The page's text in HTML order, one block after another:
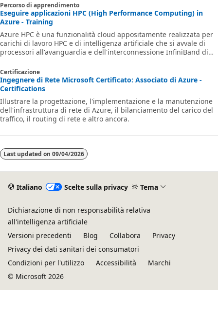
Percorso di apprendimento
Eseguire applicazioni HPC (High Performance Computing) in
Azure - Training
Azure HPC è una funzionalità cloud appositamente realizzata per
carichi di lavoro HPC e di intelligenza artificiale che si avvale di
processori all'avanguardia e dell'interconnessione InfiniBand di
valore delle applicazioni. Azure HPC consente agli utenti di
favorire l'innovazione, la produttività e l'agilità aziendale tramite
una gamma a disponibilità elevata di tecnologie di intelligenza
Certificazione
Ingegnere di Rete Microsoft Certificato: Associato di Azure -
Certifications
Illustrare la progettazione, l'implementazione e la manutenzione
dell'infrastruttura di rete di Azure, il bilanciamento del carico del
traffico, il routing di rete e altro ancora.
Last updated on 09/04/2026
Italiano Scelte sulla privacy Tema
Dichiarazione di non responsabilità relativa
all'intelligenza artificiale
Versioni precedenti
Blog Collabora
Privacy
Privacy dei dati sanitari dei consumatori
Condizioni per l'utilizzo
Accessibilità
Marchi
© Microsoft 2026